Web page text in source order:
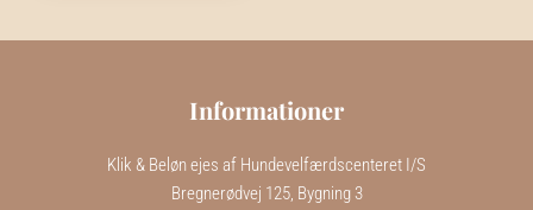
Informationer
Klik & Beløn ejes af Hundevelfærdscenteret I/S
Bregnerødvej 125, Bygning 3